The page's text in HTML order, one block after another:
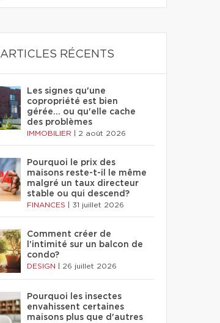
ARTICLES RÉCENTS
Les signes qu'une
copropriété est bien
gérée… ou qu'elle cache
des problèmes
IMMOBILIER 2 août 2026
Pourquoi le prix des
maisons reste-t-il le même
malgré un taux directeur
stable ou qui descend?
FINANCES 31 juillet 2026
Comment créer de
l'intimité sur un balcon de
condo?
DESIGN 26 juillet 2026
Pourquoi les insectes
envahissent certaines
maisons plus que d'autres